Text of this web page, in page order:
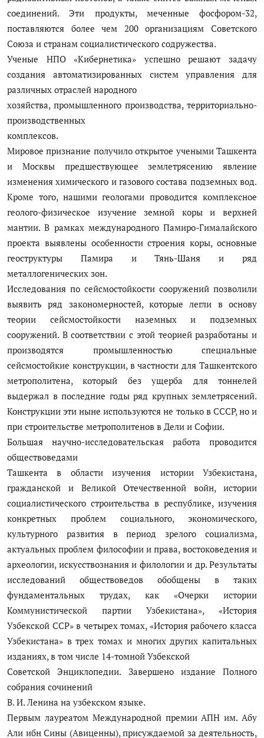
соединений. Эти продукты, меченные фосфором-32,
поставляются более чем 200 организациям Советского
Союза и странам социалистического содружества.
Ученые НПО «Кибернетика» успешно решают задачу
создания автоматизированных систем управления для
различных отраслей народного
хозяйства, промышленного производства, территориально-
производственных
комплексов.
Мировое признание получило открытое учеными Ташкента
и Москвы предшествующее землетрясению явление
изменения химического и газового состава подземных вод.
Кроме того, нашими геологами проводится комплексное
геолого-физическое изучение земной коры и верхней
мантии. В рамках международного Памиро-Гималайского
проекта выявлены особенности строения коры, основные
геоструктуры Памира и Тянь-Шаня и ряд
металлогенических зон.
Исследования по сейсмостойкости сооружений позволили
выявить ряд закономерностей, которые легли в основу
теории сейсмостойкости наземных и подземных
сооружений. В соответствии с этой теорией разработаны и
производятся промышленностью специальные
сейсмостойкие конструкции, в частности для Ташкентского
метрополитена, который без ущерба для тоннелей
выдержал в последние годы ряд крупных землетрясений.
Конструкции эти ныне используются не только в СССР, но и
при строительстве метрополитенов в Дели и Софии.
Большая научно-исследовательская работа проводится
обществоведами
Ташкента в области изучения истории Узбекистана,
гражданской и Великой Отечественной войн, истории
социалистического строительства в республике, изучения
конкретных проблем социального, экономического,
культурного развития в период зрелого социализма,
актуальных проблем философии и права, востоковедения и
археологии, искусствознания и филологии и др. Результаты
исследований обществоведов обобщены в таких
фундаментальных трудах, как «Очерки истории
Коммунистической партии Узбекистана», «История
Узбекской ССР» в четырех томах, «История рабочего класса
Узбекистана» в трех томах и многих других капитальных
изданиях, в том числе 14-томной Узбекской
Советской Энциклопедии. Завершено издание Полного
собрания сочинений
В. И. Ленина на узбекском языке.
Первым лауреатом Международной премии АПН им. Абу
Али ибн Сины (Авиценны), присуждаемой за деятельность,